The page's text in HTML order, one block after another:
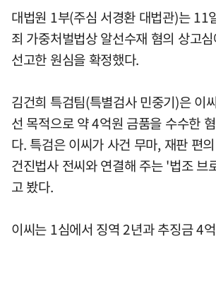
대법원 1부(주심 서경환 대법관)는 11
죄 가중처벌법상 알선수재 혐의 상고
선고한 원심을 확정했다.
김건희 특검팀(특별검사 민중기)은 이
선 목적으로 약 4억원 금품을 수수한
다. 특검은 이씨가 사건 무마, 재판 편
건진법사 전씨와 연결해 주는 '법조 브
고 봤다.
이씨는 1심에서 징역 2년과 추징금 4